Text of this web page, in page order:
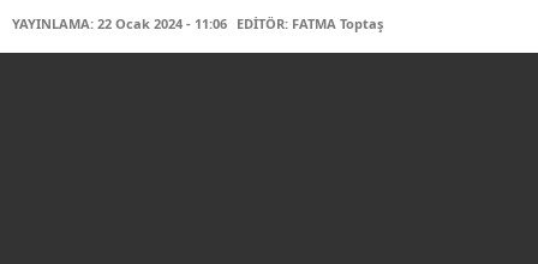
YAYINLAMA: 22 Ocak 2024 - 11:06 EDİTÖR: FATMA Toptaş